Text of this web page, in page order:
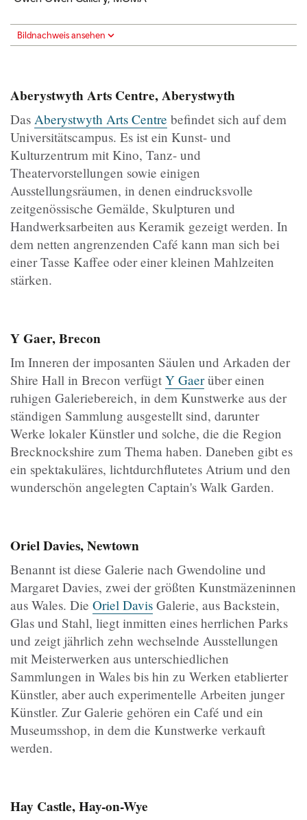
Bildnachweis ansehen
Aberystwyth Arts Centre, Aberystwyth
Das Aberystwyth Arts Centre befindet sich auf dem
Universitätscampus. Es ist ein Kunst- und
Kulturzentrum mit Kino, Tanz- und
Theatervorstellungen sowie einigen
Ausstellungsräumen, in denen eindrucksvolle
zeitgenössische Gemälde, Skulpturen und
Handwerksarbeiten aus Keramik gezeigt werden. In
dem netten angrenzenden Café kann man sich bei
einer Tasse Kaffee oder einer kleinen Mahlzeiten
stärken.
Y Gaer, Brecon
Im Inneren der imposanten Säulen und Arkaden der
Shire Hall in Brecon verfügt Y Gaerüber einen
ruhigen Galeriebereich, in dem Kunstwerke aus der
ständigen Sammlung ausgestellt sind, darunter
Werke lokaler Künstler und solche, die die Region
Brecknockshire zum Thema haben. Daneben gibt es
ein spektakuläres, lichtdurchflutetes Atrium und den
wunderschön angelegten Captain's Walk Garden.
Oriel Davies, Newtown
Benannt ist diese Galerie nach Gwendoline und
Margaret Davies, zwei der größten Kunstmäzeninnen
aus Wales. Die Oriel Davis Galerie, aus Backstein,
Glas und Stahl, liegt inmitten eines herrlichen Parks
und zeigt jährlich zehn wechselnde Ausstellungen
mit Meisterwerken aus unterschiedlichen
Sammlungen in Wales bis hin zu Werken etablierter
Künstler, aber auch experimentelle Arbeiten junger
Künstler. Zur Galerie gehören ein Café und ein
Museumsshop, in dem die Kunstwerke verkauft
werden.
Hay Castle, Hay-on-Wye